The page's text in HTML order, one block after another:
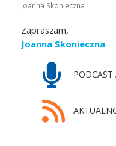
Joanna Skonieczna
Zapraszam,
Joanna Skonieczna
PODCAST